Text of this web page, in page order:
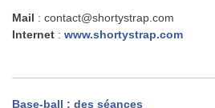
Mail : contact@shortystrap.com
Internet : www.shortystrap.com
Base-ball : des séances